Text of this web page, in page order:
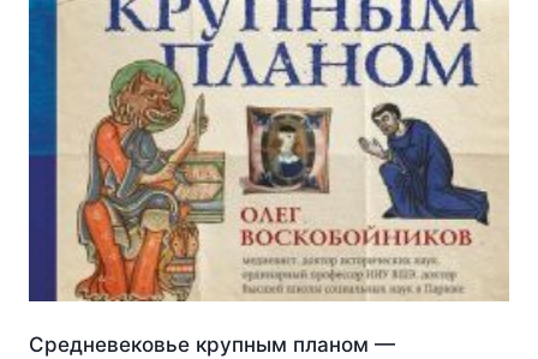
Средневековье крупным планом —